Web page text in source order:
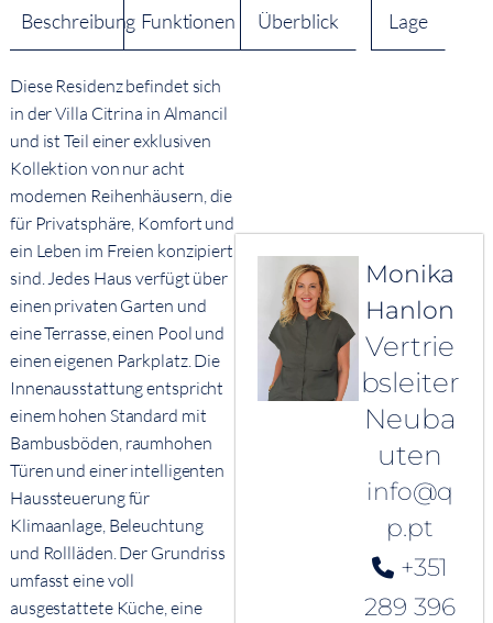
Beschreibung Funktionen Überblick Lage
Diese Residenz befindet sich
in der Villa Citrina in Almancil
und ist Teil einer exklusiven
Kollektion von nur acht
modernen Reihenhäusern, die
für Privatsphäre, Komfort und
ein Leben im Freien konzipiert
sind. Jedes Haus verfügt über
einen privaten Garten und
eine Terrasse, einen Pool und
einen eigenen Parkplatz. Die
Innenausstattung entspricht
einem hohen Standard mit
Bambusböden, raumhohen
Türen und einer intelligenten
Haussteuerung für
Klimaanlage, Beleuchtung
und Rollläden. Der Grundriss
umfasst eine voll
ausgestattete Küche, eine
Monika
Hanlon
Vertrie
bsleiter
Neuba
uten
info@q
p.pt
+351
289 396